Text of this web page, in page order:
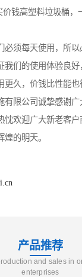
价钱高塑料垃圾桶，
必须每天使用，所
我们的使用体验良
久，价钱比性能也
有限公司诚挚感谢
忱欢迎广大新老客
的明天。
产品推荐
and sales in
enterprises